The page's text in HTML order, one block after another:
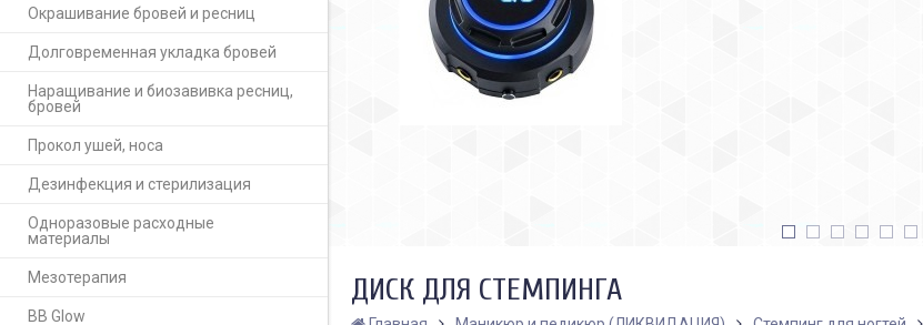
Окрашивание бровей и ресниц
Долговременная укладка бровей
Наращивание и биозавивка ресниц,
бровей
Прокол ушей, носа
Дезинфекция и стерилизация
Одноразовые расходные
материалы
Мезотерапия
BB Glow
ДИСК ДЛЯ СТЕМПИНГА